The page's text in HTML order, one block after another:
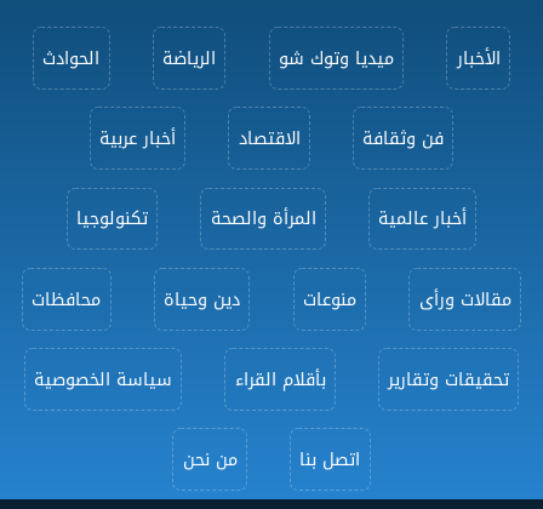
الأخبار ميديا وتوك شو الرياضة الحوادث
فن وثقافة الاقتصاد أخبار عربية
أخبار عالمية المرأة والصحة تكنولوجيا
مقالات ورأى منوعات دين وحياة محافظات
تحقيقات وتقارير بأقلام القراء سياسة الخصوصية
اتصل بنا من نحن